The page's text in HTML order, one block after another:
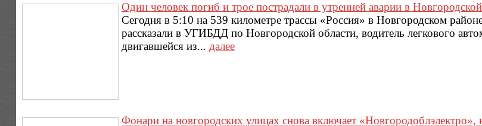
Один человек погиб и трое пострадали в утренней аварии в
Сегодня в 5:10 на 539 километре трассы «Россия» в Новгородском
рассказали в УГИБДД по Новгородской области, водитель легкового
двигавшейся из... далее
Фонари на новгородских улицах снова включает «Новгородоблэлектро»,